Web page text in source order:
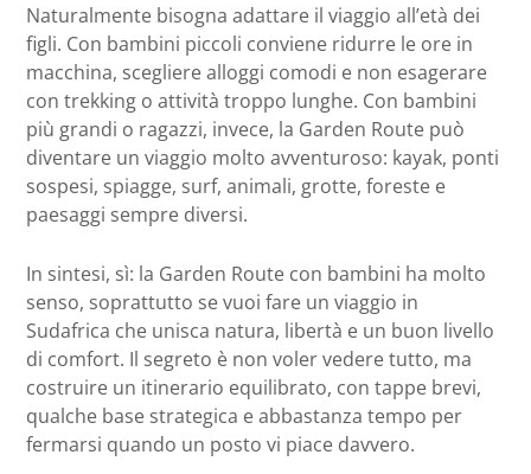
Naturalmente bisogna adattare il viaggio all’età dei
figli. Con bambini piccoli conviene ridurre le ore in
macchina, scegliere alloggi comodi e non esagerare
con trekking o attività troppo lunghe. Con bambini
più grandi o ragazzi, invece, la Garden Route può
diventare un viaggio molto avventuroso: kayak, ponti
sospesi, spiagge, surf, animali, grotte, foreste e
paesaggi sempre diversi.
In sintesi, sì: la Garden Route con bambini ha molto
senso, soprattutto se vuoi fare un viaggio in
Sudafrica che unisca natura, libertà e un buon livello
di comfort. Il segreto è non voler vedere tutto, ma
costruire un itinerario equilibrato, con tappe brevi,
qualche base strategica e abbastanza tempo per
fermarsi quando un posto vi piace davvero.